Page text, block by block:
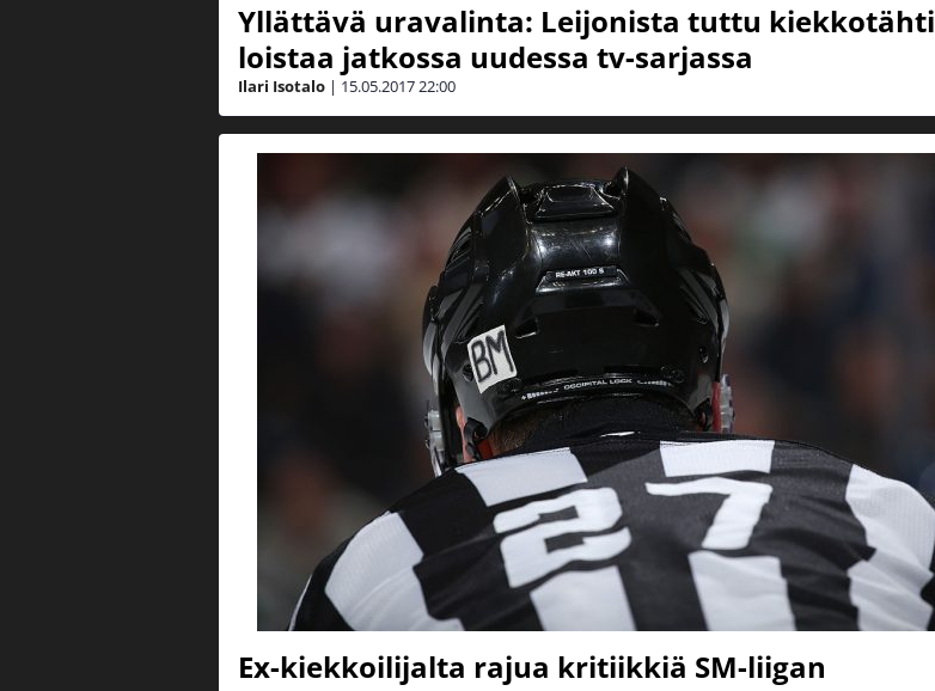
Yllättävä uravalinta: Leijonista tuttu kiekkotähti
loistaa jatkossa uudessa tv-sarjassa
Ilari Isotalo | 15.05.201722:00
Ex-kiekkoilijalta rajua kritiikkiä SM-liigan